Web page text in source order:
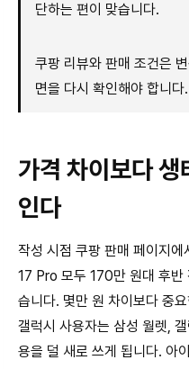
단하는 편이 맞습니다.
쿠팡 리뷰와 판매 조건은
면을 다시 확인해야 합니다.
가격 차이보다
인다
작성 시점 쿠팡 판매 페이지
17 Pro 모두 170만 원대 후반
습니다. 몇만 원 차이보다 중
갤럭시 사용자는 삼성 월렛,
용을 덜 새로 쓰게 됩니다. 아